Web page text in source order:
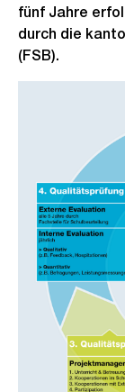
fünf Jahre
durch die
(FSB).